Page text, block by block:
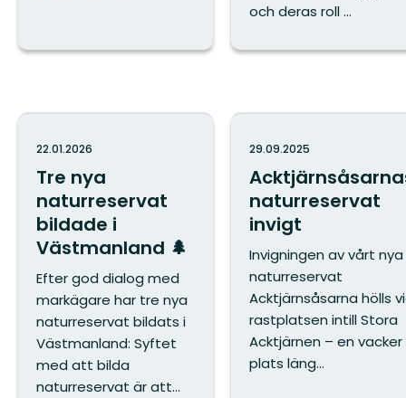
och deras roll ...
Tre nya
naturreservat
bildade i
Västmanland 🌲
22.01.2026
Efter god dialog med
markägare har tre nya
naturreservat bildats i
Västmanland: Syftet
med att bilda
naturreservat är att...
naturreservat
invigt
29.09.2025
Invigningen av vårt nya
naturreservat
Acktjärnsåsarna hölls
rastplatsen intill Stora
Acktjärnen – en vacker
plats läng...